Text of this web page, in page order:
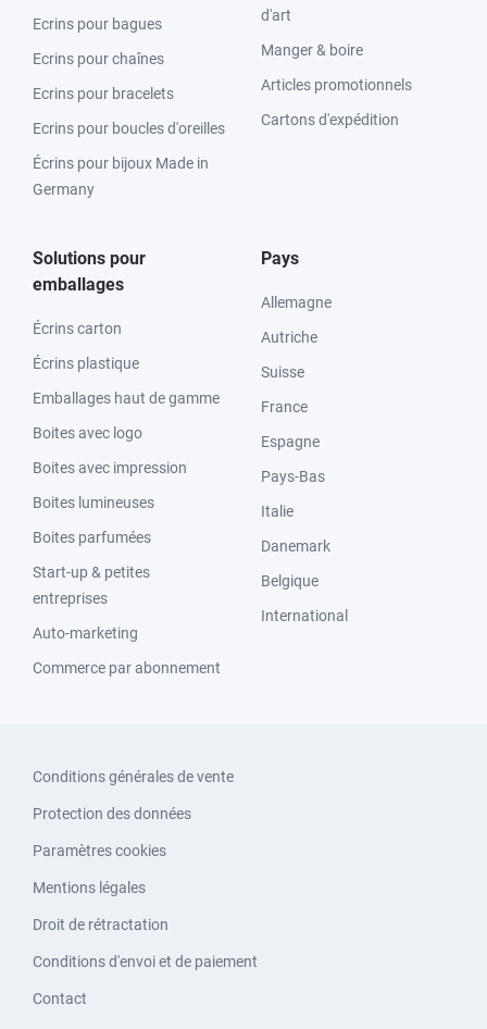
Ecrins pour bagues
Ecrins pour chaînes
Ecrins pour bracelets
Ecrins pour boucles d'oreilles
Écrins pour bijoux Made in
Germany
d'art
Manger & boire
Articles promotionnels
Cartons d'expédition
Solutions pour
emballages
Écrins carton
Écrins plastique
Emballages haut de gamme
Boites avec logo
Boites avec impression
Boites lumineuses
Boites parfumées
Start-up & petites
entreprises
Auto-marketing
Commerce par abonnement
Pays
Allemagne
Autriche
Suisse
France
Espagne
Pays-Bas
Italie
Danemark
Belgique
International
Conditions générales de vente
Protection des données
Paramètres cookies
Mentions légales
Droit de rétractation
Conditions d'envoi et de paiement
Contact